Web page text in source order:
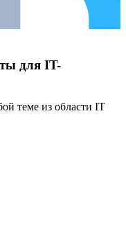
для IT-
теме из области IT